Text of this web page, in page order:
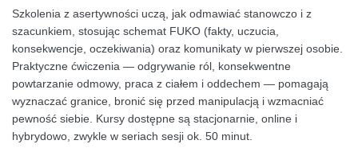
Szkolenia z asertywności uczą, jak odmawiać stanowczo i z
szacunkiem, stosując schemat FUKO (fakty, uczucia,
konsekwencje, oczekiwania) oraz komunikaty w pierwszej osobie.
Praktyczne ćwiczenia — odgrywanie ról, konsekwentne
powtarzanie odmowy, praca z ciałem i oddechem — pomagają
wyznaczać granice, bronić się przed manipulacją i wzmacniać
pewność siebie. Kursy dostępne są stacjonarnie, online i
hybrydowo, zwykle w seriach sesji ok. 50 minut.